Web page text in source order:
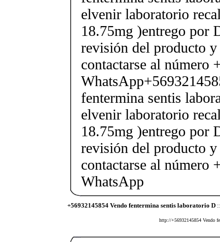
elvenir laboratorio
18.75mg )entrego por
revisión del producto
contactarse al número
fentermina sentis
elvenir laboratorio
18.75mg )entrego por
revisión del producto
contactarse al número
WhatsApp
+56932145854 Vendo fentermina sentis laboratorio D::
http://+56932145854 Vendo